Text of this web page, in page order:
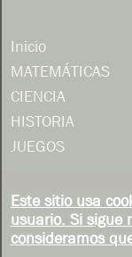
Inicio
MATEMÁTICAS
CIENCIA
HISTORIA
JUEGOS
Este sitio usa
usuario. Si sigue
consideramos